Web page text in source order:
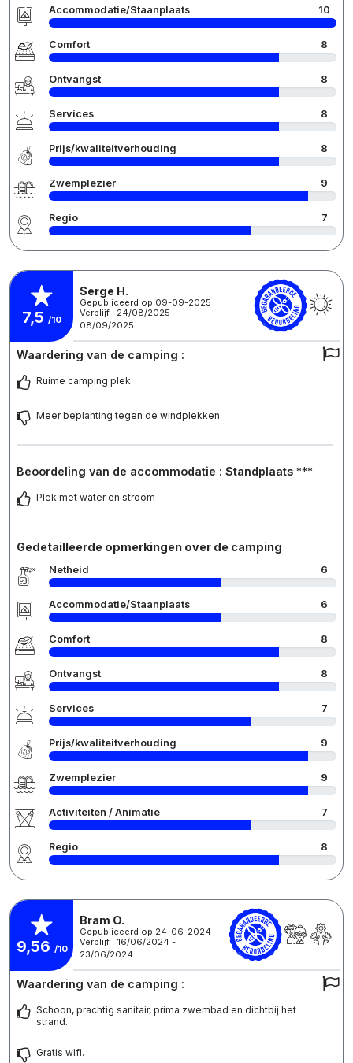
Accommodatie/Staanplaats 10
Comfort 8
Ontvangst 8
Services 8
Prijs/kwaliteitverhouding 8
Zwemplezier 9
Regio 7
7,5 /10
Serge H.
Gepubliceerd op 09-09-2025
Verblijf : 24/08/2025 -
08/09/2025
Waardering van de camping :
Ruime camping plek
Meer beplanting tegen de windplekken
Beoordeling van de accommodatie : Standplaats ***
Plek met water en stroom
Gedetailleerde opmerkingen over de camping
Netheid 6
Accommodatie/Staanplaats 6
Comfort 8
Ontvangst 8
Services 7
Prijs/kwaliteitverhouding 9
Zwemplezier 9
Activiteiten / Animatie 7
Regio 8
9,56 /10
Bram O.
Gepubliceerd op 24-06-2024
Verblijf : 16/06/2024 -
23/06/2024
Waardering van de camping :
Schoon, prachtig sanitair, prima zwembad en dichtbij het
strand.
Gratis wifi.